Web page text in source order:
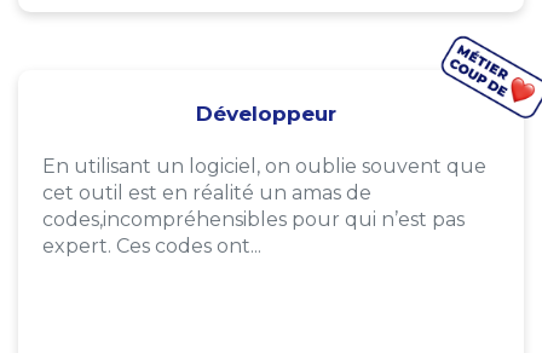
Développeur
En utilisant un logiciel, on oublie souvent que
cet outil est en réalité un amas de
codes,incompréhensibles pour qui n’est pas
expert. Ces codes ont...